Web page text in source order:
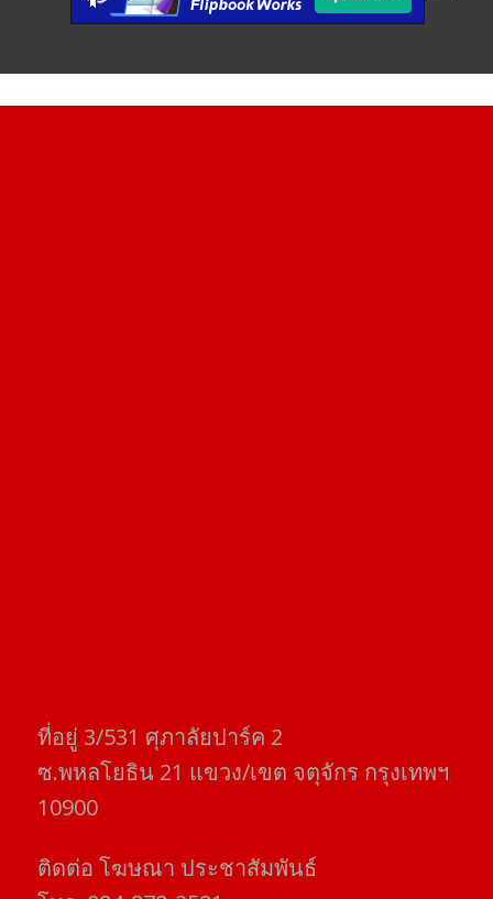
ที่อยู่​ 3/531​ ศุภาลัยปาร์ค​ 2
ซ.พหลโยธิน​ 21​ แขวง/เขต​ จตุจักร​ กรุงเทพฯ
10900
ติดต่อ​ โฆษณา​ ประชาสัมพันธ์